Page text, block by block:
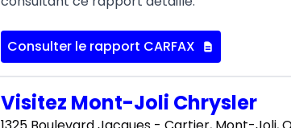
Consulter le rapport CARFAX
Visitez Mont-Joli Chrysler